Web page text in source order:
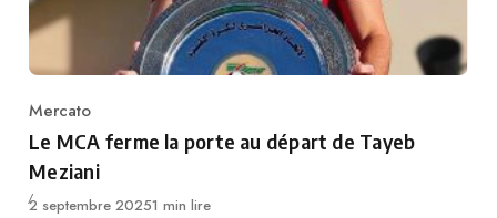
Category
Mercato
Le MCA ferme la porte au départ de Tayeb
Meziani
Publié
2 septembre 20251 min lire